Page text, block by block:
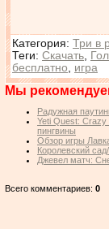
Категория: Три в
Теги: Скачать
бесплатно
игра
Мы
Радужная
Yeti Quest:
пингвины
Обзор игры
Королевский
Джевел матч:
Всего комментариев: 0